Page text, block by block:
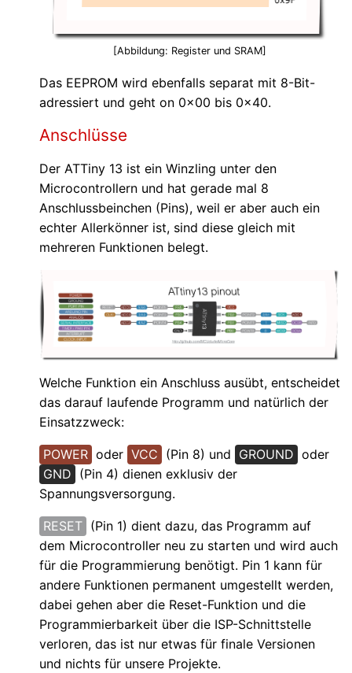
[Abbildung: Register und SRAM]
Das EEPROM wird ebenfalls separat mit 8-Bit-
adressiert und geht on 0x00 bis 0x40.
Anschlüsse
Der ATTiny 13 ist ein Winzling unter den
Microcontrollern und hat gerade mal 8
Anschlussbeinchen (Pins), weil er aber auch ein
echter Allerkönner ist, sind diese gleich mit
mehreren Funktionen belegt.
Welche Funktion ein Anschluss ausübt, entscheidet
das darauf laufende Programm und natürlich der
Einsatzzweck:
POWER oder VCC (Pin 8) und GROUND oder
GND (Pin 4) dienen exklusiv der
Spannungsversorgung.
RESET (Pin 1) dient dazu, das Programm auf
dem Microcontroller neu zu starten und wird auch
für die Programmierung benötigt. Pin 1 kann für
andere Funktionen permanent umgestellt werden,
dabei gehen aber die Reset-Funktion und die
Programmierbarkeit über die ISP-Schnittstelle
verloren, das ist nur etwas für finale Versionen
und nichts für unsere Projekte.